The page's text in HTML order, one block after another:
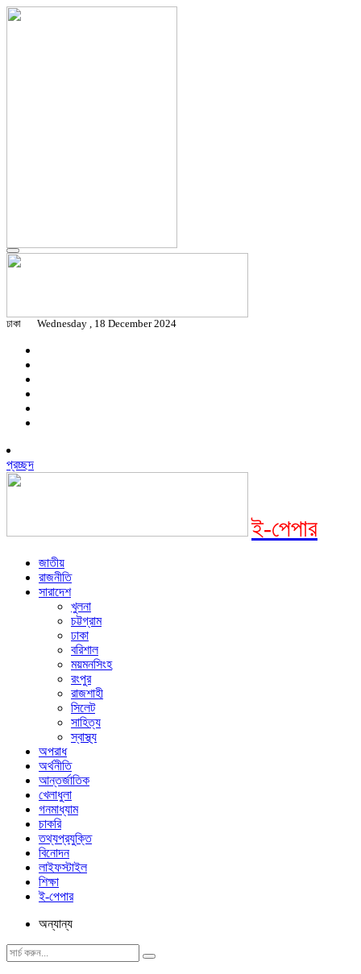
ঢাকা Wednesday , 18 December 2024
প্রচ্ছদ
ই-পেপার
জাতীয়
রাজনীতি
সারাদেশ
খুলনা
চট্টগ্রাম
ঢাকা
বরিশাল
ময়মনসিংহ
রংপুর
রাজশাহী
সিলেট
সাহিত্য
স্বাস্থ্য
অপরাধ
অর্থনীতি
আন্তর্জাতিক
খেলাধুলা
গনমাধ্যাম
চাকরি
তথ্যপ্রযুক্তি
বিনোদন
লাইফস্টাইল
শিক্ষা
ই-পেপার
অন্যান্য